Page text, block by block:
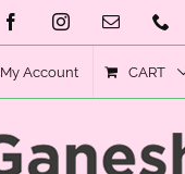
FacebookInstagramEmail
My Account CART